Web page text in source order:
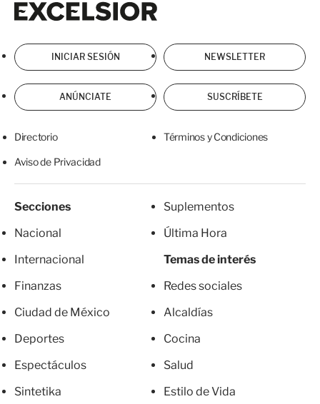
INICIAR SESIÓN NEWSLETTER
ANÚNCIATE SUSCRÍBETE
Directorio Términos y Condiciones
Aviso de Privacidad
Secciones
Nacional
Internacional
Finanzas
Ciudad de México
Deportes
Espectáculos
Sintetika
Suplementos
Última Hora
Temas de interés
Redes sociales
Alcaldías
Cocina
Salud
Estilo de Vida